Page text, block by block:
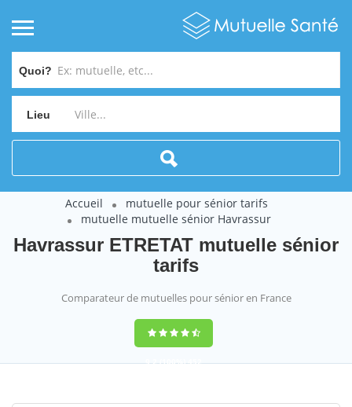
Quoi?
Lieu
Accueil
mutuelle pour sénior tarifs
mutuelle mutuelle sénior Havrassur
Havrassur ETRETAT mutuelle sénior
tarifs
Comparateur de mutuelles pour sénior en France
9,2(100%)452